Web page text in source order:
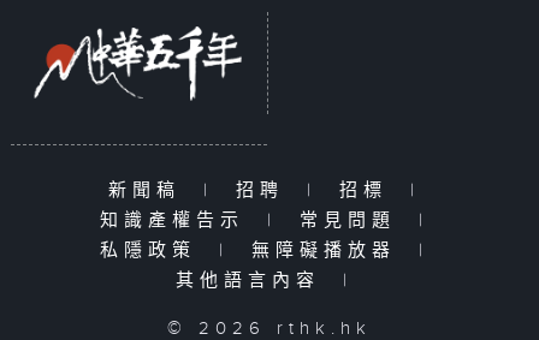
新聞稿 | 招聘 | 招標
|
知識產權告示
| 常見問題
|
私隱政策
| 無障礙播放器
|
其他語言內容
|
© 2026 rthk.hk